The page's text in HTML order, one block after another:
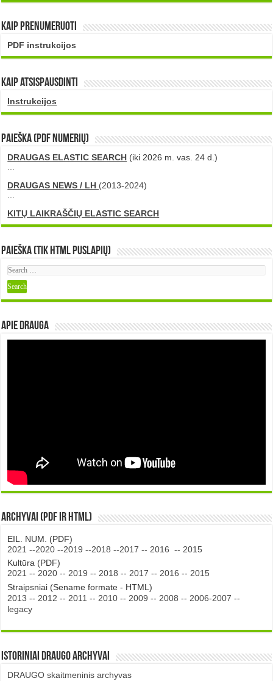
Kaip prenumeruoti
PDF instrukcijos
Kaip atsispausdinti
Instrukcijos
PAIEŠKA (PDF numerių)
DRAUGAS ELASTIC SEARCH (iki 2026 m. vas. 24 d.)
DRAUGAS NEWS / LH (2013-2024)
KITŲ LAIKRAŠČIŲ ELASTIC SEARCH
Paieška (tik HTML puslapių)
Apie DRAUGA
Archyvai (PDF ir HTML)
EIL. NUM. (PDF)
2021 --2020 --2019 --2018 --2017 --2016 --2015
Kultūra (PDF)
2021 --2020 --2019 --2018 --2017 --2016 --2015
Straipsniai (Sename formate - HTML)
2013 --2012 --2011 --2010 --2009 --2008 --2006-2007 --
legacy
Istoriniai DRAUGO Archyvai
DRAUGO skaitmeninis archyvas